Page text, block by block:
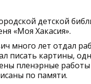
детской
«Моя Хакасия».
много лет отдал
писать картины,
пленэрные
по памяти.